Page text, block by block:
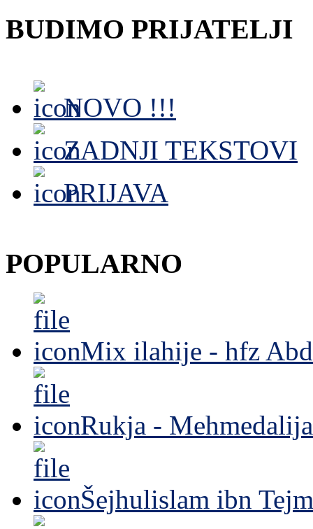
BUDIMO PRIJATELJI
NOVO !!!
ZADNJI TEKSTOVI
PRIJAVA
POPULARNO
Mix ilahije - hfz
Rukja -
Šejhulislam ibn